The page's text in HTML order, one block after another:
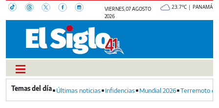
VIERNES, 07 AGOSTO
2026
23.7°C | PANAMÁ
Últimas noticias Infidencias Mundial 2026 Terremoto